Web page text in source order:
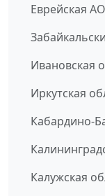
Еврейская АО
Ивановская
Иркутская
Кабардино-
Калужская